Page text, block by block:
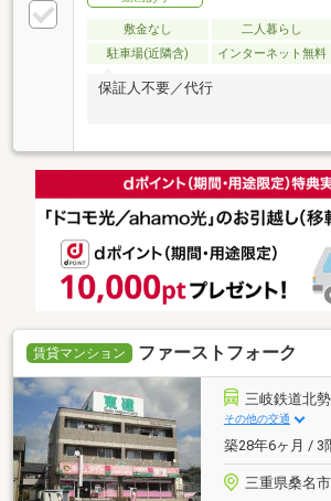
敷金なし 二人暮らし
駐車場(近隣含)
インターネット無料
保証人不要／代行
賃貸マンション ファーストフォーク
三岐鉄道北
その他の交通
築28年6ヶ月 / 3
三重県桑名